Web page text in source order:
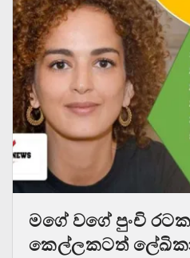
මගේ වගේ පුංචි රටක
කෙල්ලකටත්